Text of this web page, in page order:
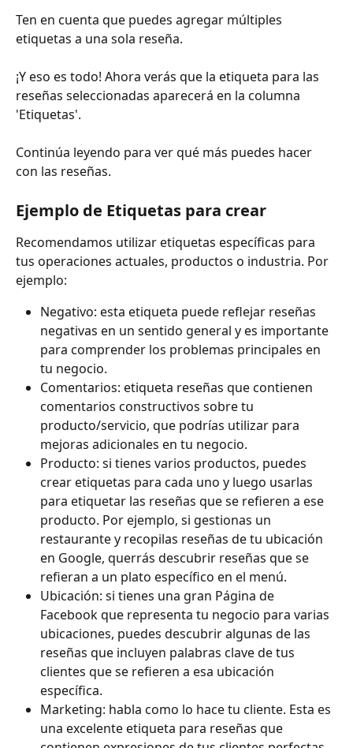
Ten en cuenta que puedes agregar múltiples
etiquetas a una sola reseña.
¡Y eso es todo! Ahora verás que la etiqueta para las
reseñas seleccionadas aparecerá en la columna
'Etiquetas'.
Continúa leyendo para ver qué más puedes hacer
con las reseñas.
Ejemplo de Etiquetas para crear
Recomendamos utilizar etiquetas específicas para
tus operaciones actuales, productos o industria. Por
ejemplo:
Negativo: esta etiqueta puede reflejar reseñas
negativas en un sentido general y es importante
para comprender los problemas principales en
tu negocio.
Comentarios: etiqueta reseñas que contienen
comentarios constructivos sobre tu
producto/servicio, que podrías utilizar para
mejoras adicionales en tu negocio.
Producto: si tienes varios productos, puedes
crear etiquetas para cada uno y luego usarlas
para etiquetar las reseñas que se refieren a ese
producto. Por ejemplo, si gestionas un
restaurante y recopilas reseñas de tu ubicación
en Google, querrás descubrir reseñas que se
refieran a un plato específico en el menú.
Ubicación: si tienes una gran Página de
Facebook que representa tu negocio para varias
ubicaciones, puedes descubrir algunas de las
reseñas que incluyen palabras clave de tus
clientes que se refieren a esa ubicación
específica.
Marketing: habla como lo hace tu cliente. Esta es
una excelente etiqueta para reseñas que